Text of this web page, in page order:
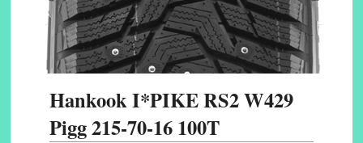
Hankook I*PIKE RS2 W429
Pigg 215-70-16 100T